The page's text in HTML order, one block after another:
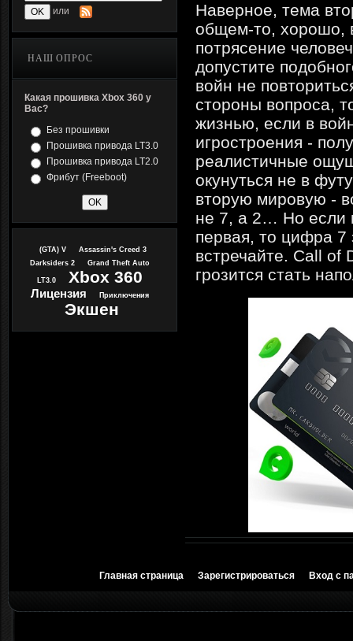
или
НАШ ОПРОС
Какая прошивка Xbox 360 у
Вас?
Без прошивки
Прошивка привода LT3.0
Прошивка привода LT2.0
Фрибут (Freeboot)
(GTA) V
Assassin's Creed 3
Darksiders 2
Grand Theft Auto
LT3.0 Xbox 360
Лицензия Приключения
Экшен
Наверное, тема
общем-то, хорошо,
потрясение
допустите
войн не
стороны вопроса,
жизнью, если в
игростроения -
реалистичные
окунуться не в
вторую мировую -
не 7, а 2… Но если
первая, то цифра 7
встречайте. Call of
грозится стать
Главная страница Зарегистрироваться Вход с